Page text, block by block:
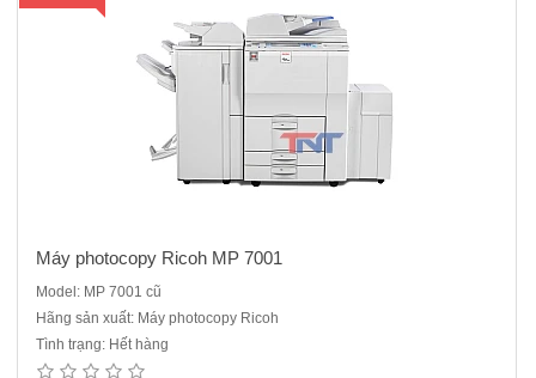
Máy photocopy Ricoh MP 7001
Model: MP 7001 cũ
Hãng sản xuất: Máy photocopy Ricoh
Tình trạng: Hết hàng
Máy photocopy Ricoh MP8001 dòng máy cũ nhập khẩu sản xuất
năm 2012 có tốc độ rất cao 80 bản/ phút. Đây dòng máy công
nghiệp, có công suất lớn, sản xuất năm 2011 - 2012, chuyên dùng cho